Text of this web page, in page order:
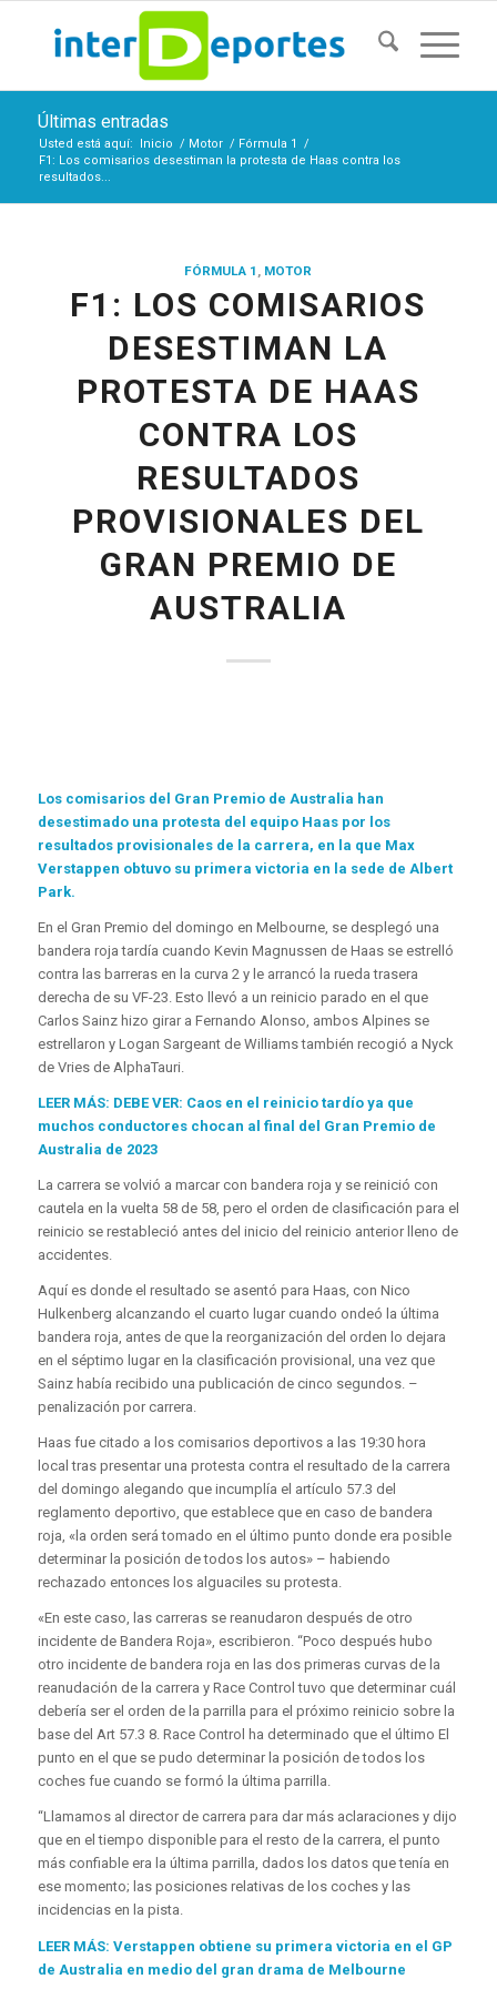
Últimas entradas
Usted está aquí: Inicio / Motor / Fórmula 1
/
F1: Los comisarios desestiman la protesta de Haas contra los
resultados...
FÓRMULA 1 , MOTOR
F1: LOS COMISARIOS
DESESTIMAN LA
PROTESTA DE HAAS
CONTRA LOS
RESULTADOS
PROVISIONALES DEL
GRAN PREMIO DE
AUSTRALIA
Los comisarios del Gran Premio de Australia han
desestimado una protesta del equipo Haas por los
resultados provisionales de la carrera, en la que Max
Verstappen obtuvo su primera victoria en la sede de Albert
Park.
En el Gran Premio del domingo en Melbourne, se desplegó una
bandera roja tardía cuando Kevin Magnussen de Haas se estrelló
contra las barreras en la curva 2 y le arrancó la rueda trasera
derecha de su VF-23. Esto llevó a un reinicio parado en el que
Carlos Sainz hizo girar a Fernando Alonso, ambos Alpines se
estrellaron y Logan Sargeant de Williams también recogió a Nyck
de Vries de AlphaTauri.
LEER MÁS: DEBE VER: Caos en el reinicio tardío ya que
muchos conductores chocan al final del Gran Premio de
Australia de 2023
La carrera se volvió a marcar con bandera roja y se reinició con
cautela en la vuelta 58 de 58, pero el orden de clasificación para el
reinicio se restableció antes del inicio del reinicio anterior lleno de
accidentes.
Aquí es donde el resultado se asentó para Haas, con Nico
Hulkenberg alcanzando el cuarto lugar cuando ondeó la última
bandera roja, antes de que la reorganización del orden lo dejara
en el séptimo lugar en la clasificación provisional, una vez que
Sainz había recibido una publicación de cinco segundos. –
penalización por carrera.
Haas fue citado a los comisarios deportivos a las 19:30 hora
local tras presentar una protesta contra el resultado de la carrera
del domingo alegando que incumplía el artículo 57.3 del
reglamento deportivo, que establece que en caso de bandera
roja, «la orden será tomado en el último punto donde era posible
determinar la posición de todos los autos» – habiendo
rechazado entonces los alguaciles su protesta.
«En este caso, las carreras se reanudaron después de otro
incidente de Bandera Roja», escribieron. “Poco después hubo
otro incidente de bandera roja en las dos primeras curvas de la
reanudación de la carrera y Race Control tuvo que determinar cuál
debería ser el orden de la parrilla para el próximo reinicio sobre la
base del Art 57.3 8. Race Control ha determinado que el último El
punto en el que se pudo determinar la posición de todos los
coches fue cuando se formó la última parrilla.
“Llamamos al director de carrera para dar más aclaraciones y dijo
que en el tiempo disponible para el resto de la carrera, el punto
más confiable era la última parrilla, dados los datos que tenía en
ese momento; las posiciones relativas de los coches y las
incidencias en la pista.
LEER MÁS: Verstappen obtiene su primera victoria en el GP
de Australia en medio del gran drama de Melbourne